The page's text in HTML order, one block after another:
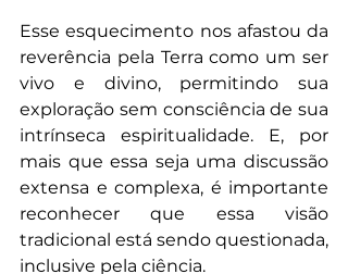
Esse esquecimento nos afastou da
reverência pela Terra como um ser
vivo e divino, permitindo sua
exploração sem consciência de sua
intrínseca espiritualidade. E, por
mais que essa seja uma discussão
extensa e complexa, é importante
reconhecer que essa visão
tradicional está sendo questionada,
inclusive pela ciência.